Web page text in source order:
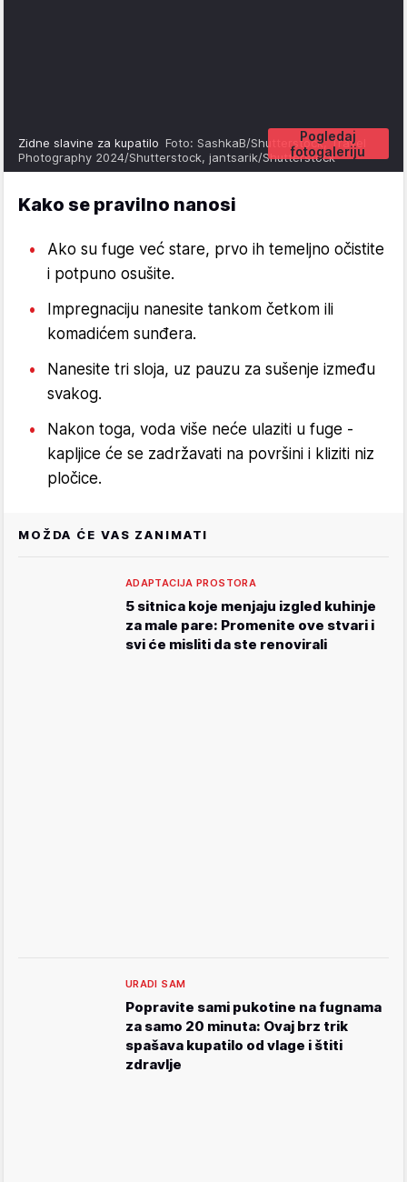
Pogledaj
fotogaleriju
Zidne slavine za kupatilo Foto: SashkaB/Shutterstock, Travel
Photography 2024/Shutterstock, jantsarik/Shutterstock
Kako se pravilno nanosi
Ako su fuge već stare, prvo ih temeljno očistite
i potpuno osušite.
Impregnaciju nanesite tankom četkom ili
komadićem sunđera.
Nanesite tri sloja, uz pauzu za sušenje između
svakog.
Nakon toga, voda više neće ulaziti u fuge -
kapljice će se zadržavati na površini i kliziti niz
pločice.
MOŽDA ĆE VAS ZANIMATI
ADAPTACIJA PROSTORA
5 sitnica koje menjaju izgled kuhinje
za male pare: Promenite ove stvari i
svi će misliti da ste renovirali
URADI SAM
Popravite sami pukotine na fugnama
za samo 20 minuta: Ovaj brz trik
spašava kupatilo od vlage i štiti
zdravlje